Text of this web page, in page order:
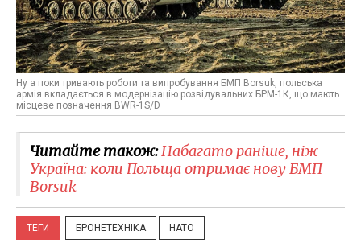
Ну а поки тривають роботи та випробування БМП Borsuk, польська
армія вкладається в модернізацію розвідувальних БРМ-1К, що мають
місцеве позначення BWR-1S/D
Читайте також:​Набагато раніше, ніж
Україна: коли Польща отримає нову БМП
Borsuk
ТЕГИ БРОНЕТЕХНІКА НАТО